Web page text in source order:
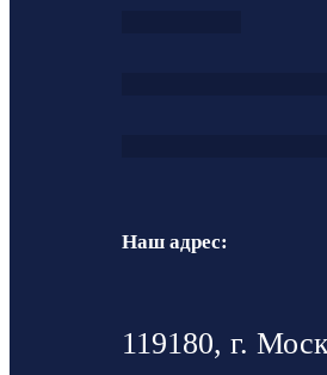
Наш адрес:
119180, г.